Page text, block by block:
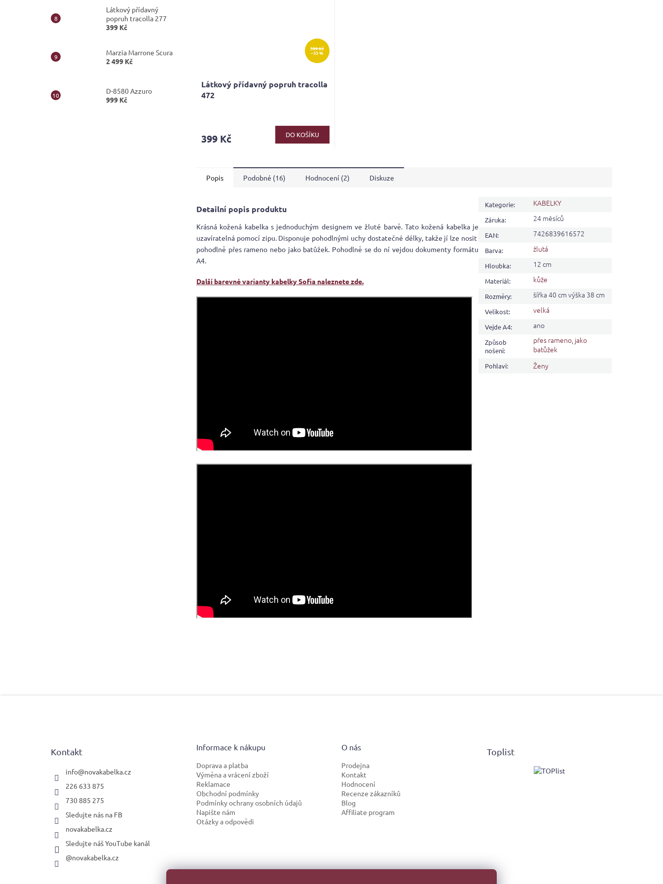
Látkový přídavný
popruh tracolla 277
399 Kč
Marzia Marrone Scura
2 499 Kč
D-8580 Azzuro
999 Kč
599 Kč
–33 %
Látkový přídavný popruh tracolla
472
399 Kč DO KOŠÍKU
Popis Podobné (16) Hodnocení (2) Diskuze
Detailní popis produktu
Krásná kožená kabelka s jednoduchým designem ve žluté barvě. Tato kožená kabelka je
uzavíratelná pomocí zipu. Disponuje pohodlnými uchy dostatečné délky, takže jí lze nosit
pohodlně přes rameno nebo jako batůžek. Pohodlně se do ní vejdou dokumenty formátu
A4.
Další barevné varianty kabelky Sofia naleznete zde.
Kategorie: KABELKY
Záruka: 24 měsíců
EAN: 7426839616572
Barva: žlutá
Hloubka: 12 cm
Materiál: kůže
Rozměry: šířka 40 cm výška 38 cm
Velikost: velká
Vejde A4: ano
Způsob
nošení:
přes rameno, jako
batůžek
Pohlaví: Ženy
Kontakt
info@novakabelka.cz
226 633 875
730 885 275
Sledujte nás na FB
novakabelka.cz
Sledujte náš YouTube kanál
@novakabelka.cz
Informace k nákupu
Doprava a platba
Výměna a vrácení zboží
Reklamace
Obchodní podmínky
Podmínky ochrany osobních údajů
Napište nám
Otázky a odpovědi
O nás
Prodejna
Kontakt
Hodnocení
Recenze zákazníků
Blog
Affiliate program
Toplist